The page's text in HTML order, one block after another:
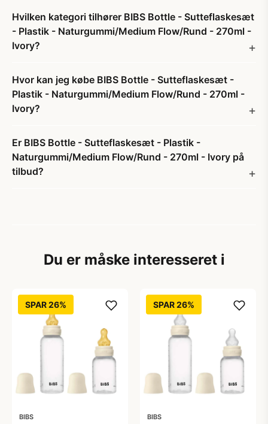
Hvilken kategori tilhører BIBS Bottle - Sutteflaskesæt
- Plastik - Naturgummi/Medium Flow/Rund - 270ml -
Ivory?
Hvor kan jeg købe BIBS Bottle - Sutteflaskesæt -
Plastik - Naturgummi/Medium Flow/Rund - 270ml -
Ivory?
Er BIBS Bottle - Sutteflaskesæt - Plastik -
Naturgummi/Medium Flow/Rund - 270ml - Ivory på
tilbud?
Du er måske interesseret i
SPAR 26%
BIBS
SPAR 26%
BIBS